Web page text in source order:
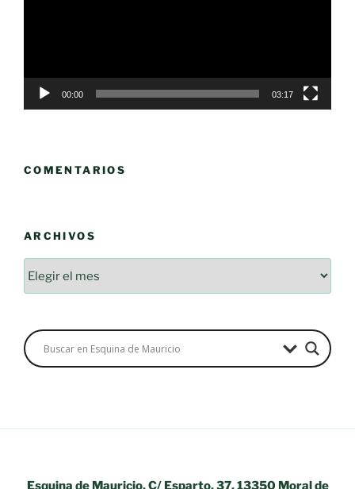
00:00 03:17
COMENTARIOS
ARCHIVOS
Esquina de Mauricio, C/ Esparto, 37. 13350 Moral de